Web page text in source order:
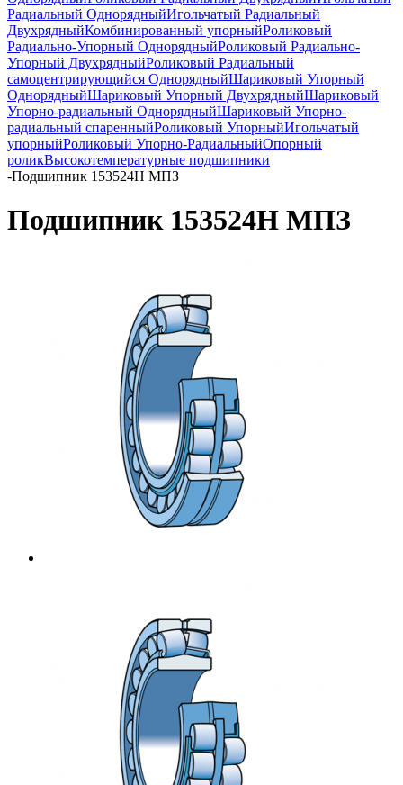
Радиальный ОднорядныйИгольчатый Радиальный
ДвухрядныйКомбинированный упорныйРоликовый
Радиально-Упорный ОднорядныйРоликовый Радиально-
Упорный ДвухрядныйРоликовый Радиальный
самоцентрирующийся ОднорядныйШариковый Упорный
ОднорядныйШариковый Упорный ДвухрядныйШариковый
Упорно-радиальный ОднорядныйШариковый Упорно-
радиальный спаренныйРоликовый УпорныйИгольчатый
упорныйРоликовый Упорно-РадиальныйОпорный
роликВысокотемпературные подшипники
-Подшипник 153524Н МПЗ
Подшипник 153524Н МПЗ